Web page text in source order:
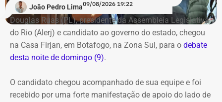
João Pedro Lima09/08/2026 19:22
Douglas Ruas (PL), presidente da Assembleia Legislativa
do Rio (Alerj) e candidato ao governo do estado, chegou
na Casa Firjan, em Botafogo, na Zona Sul, para o debate
desta noite de domingo (9).
O candidato chegou acompanhado de sua equipe e foi
recebido por uma forte manifestação de apoio do lado de